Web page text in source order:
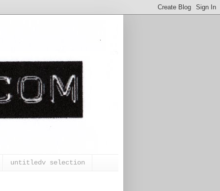
untitledv selection